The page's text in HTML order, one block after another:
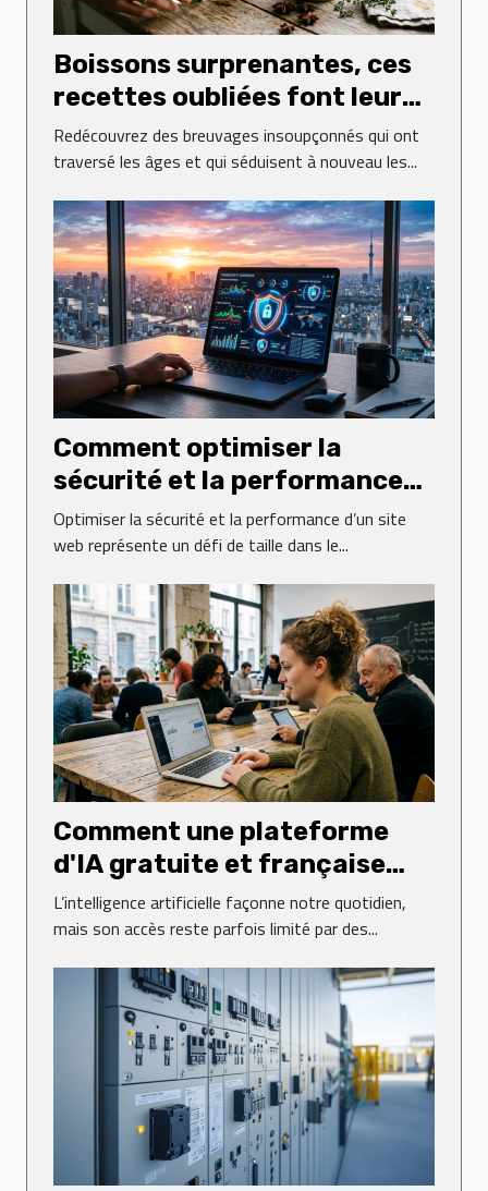
Boissons surprenantes, ces
recettes oubliées font leur
grand retour
Redécouvrez des breuvages insoupçonnés qui ont
traversé les âges et qui séduisent à nouveau les...
Comment optimiser la
sécurité et la performance
de votre site web ?
Optimiser la sécurité et la performance d’un site
web représente un défi de taille dans le...
Comment une plateforme
d'IA gratuite et française
transforme-t-elle l'accès à la
technologie ?
L’intelligence artificielle façonne notre quotidien,
mais son accès reste parfois limité par des...